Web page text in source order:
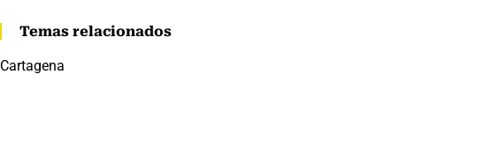
Temas relacionados
Cartagena